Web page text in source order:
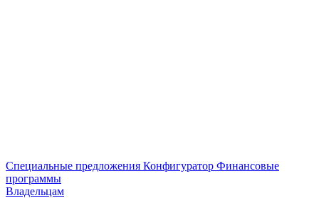
Специальные предложения Конфигуратор Финансовые
программы
Владельцам